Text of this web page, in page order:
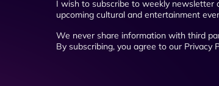
I wish to subscribe to weekly newsletter
upcoming cultural and entertainment
We never share information with third
By subscribing, you agree to our Privacy